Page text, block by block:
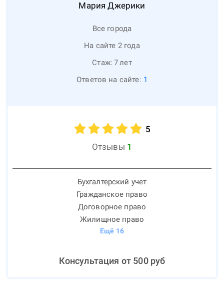
Мария Джерики
Все города
На сайте 2 года
Стаж: 7лет
Ответов на сайте: 1
5
Отзывы 1
Бухгалтерский учет
Гражданское право
Договорное право
Жилищное право
Ещё 16
Консультация от 500руб